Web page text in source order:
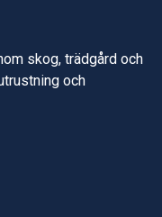
skog, trädgård och
och